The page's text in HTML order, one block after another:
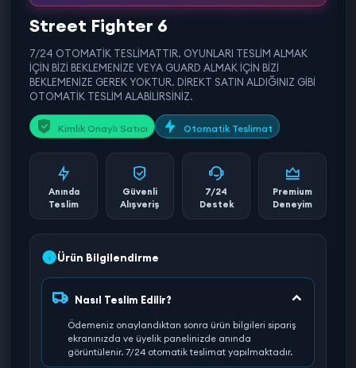
Street Fighter 6
7/24 OTOMATİK TESLİMATTIR. OYUNLARI TESLİM ALMAK
İÇİN BİZİ BEKLEMENİZE VEYA GUARD ALMAK İÇİN BİZİ
BEKLEMENİZE GEREK YOKTUR. DİREKT SATIN ALDIĞINIZ GİBİ
OTOMATİK TESLİM ALABİLİRSİNİZ.
Kimlik Onaylı Satıcı Otomatik Teslimat
Anında
Teslim
Güvenli
Alışveriş
7/24
Destek
Premium
Deneyim
Ürün Bilgilendirme
Nasıl Teslim Edilir?
Ödemeniz onaylandıktan sonra ürün bilgileri sipariş
ekranınızda ve üyelik panelinizde anında
görüntülenir. 7/24 otomatik teslimat yapılmaktadır.